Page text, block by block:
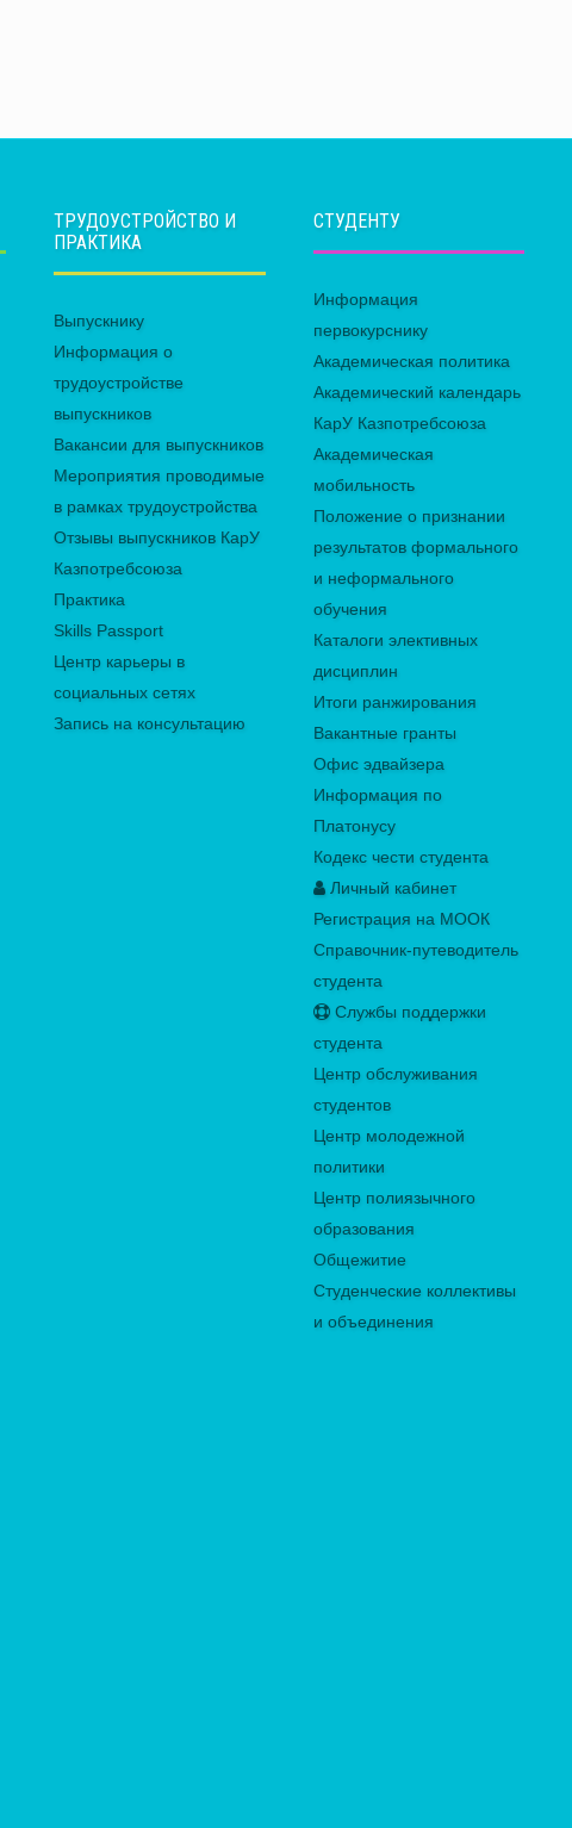
ТРУДОУСТРОЙСТВО И
ПРАКТИКА
Выпускнику
Информация о
трудоустройстве
выпускников
Вакансии для выпускников
Мероприятия проводимые
в рамках трудоустройства
Отзывы выпускников КарУ
Казпотребсоюза
Практика
Skills Passport
Центр карьеры в
социальных сетях
Запись на консультацию
СТУДЕНТУ
Информация
первокурснику
Академическая политика
Академический календарь
КарУ Казпотребсоюза
Академическая
мобильность
Положение о признании
результатов формального
и неформального
обучения
Каталоги элективных
дисциплин
Итоги ранжирования
Вакантные гранты
Офис эдвайзера
Информация по
Платонусу
Кодекс чести студента
Личный кабинет
Регистрация на МООК
Справочник-путеводитель
студента
Службы поддержки
студента
Центр обслуживания
студентов
Центр молодежной
политики
Центр полиязычного
образования
Общежитие
Студенческие коллективы
и объединения